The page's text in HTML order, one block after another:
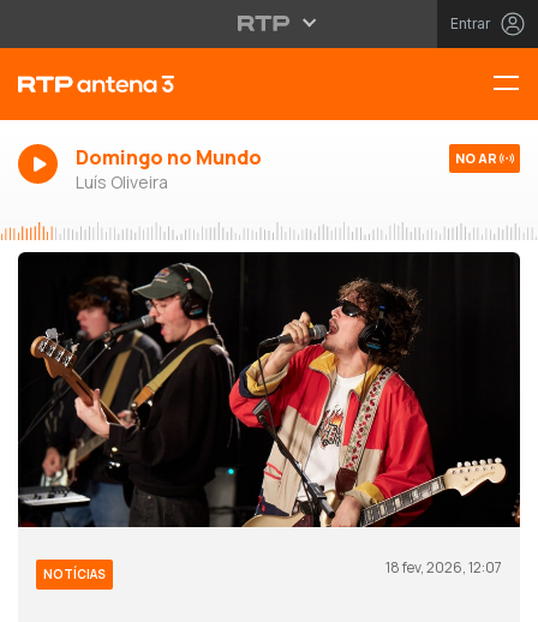
Entrar
Domingo no Mundo
Luís Oliveira
NO AR
NOTÍCIAS 18 fev, 2026, 12:07